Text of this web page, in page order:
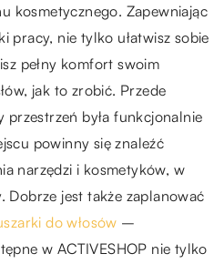
kosmetycznego. Zapewniając
pracy, nie tylko ułatwisz sobie
pełny komfort swoim
jak to zrobić. Przede
przestrzeń była funkcjonalnie
powinny się znaleźć
narzędzi i kosmetyków, w
jest także zaplanować
do włosów –
w ACTIVESHOP nie tylko